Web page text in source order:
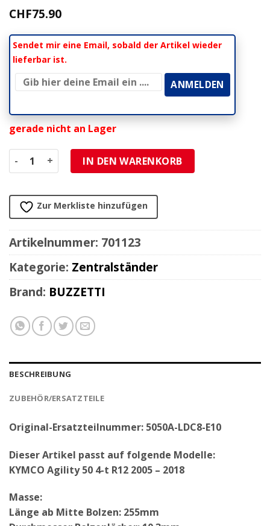
CHF75.90
Sendet mir eine Email, sobald der Artikel wieder
lieferbar ist.
gerade nicht an Lager
Zentralständer Kymco Agility 50 4-t 12 Zoll-Räder
IN DEN WARENKORB
Zur Merkliste hinzufügen
Artikelnummer: 701123
Kategorie: Zentralständer
Brand: BUZZETTI
BESCHREIBUNG
ZUBEHÖR/ERSATZTEILE
Original-Ersatzteilnummer: 5050A-LDC8-E10
Dieser Artikel passt auf folgende Modelle:
KYMCO Agility 50 4-t R12 2005 – 2018
Masse:
Länge ab Mitte Bolzen: 255mm